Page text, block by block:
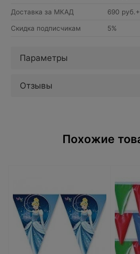
Доставка за МКАД 690
Скидка подписчикам 5%
Параметры
Отзывы
Похожие